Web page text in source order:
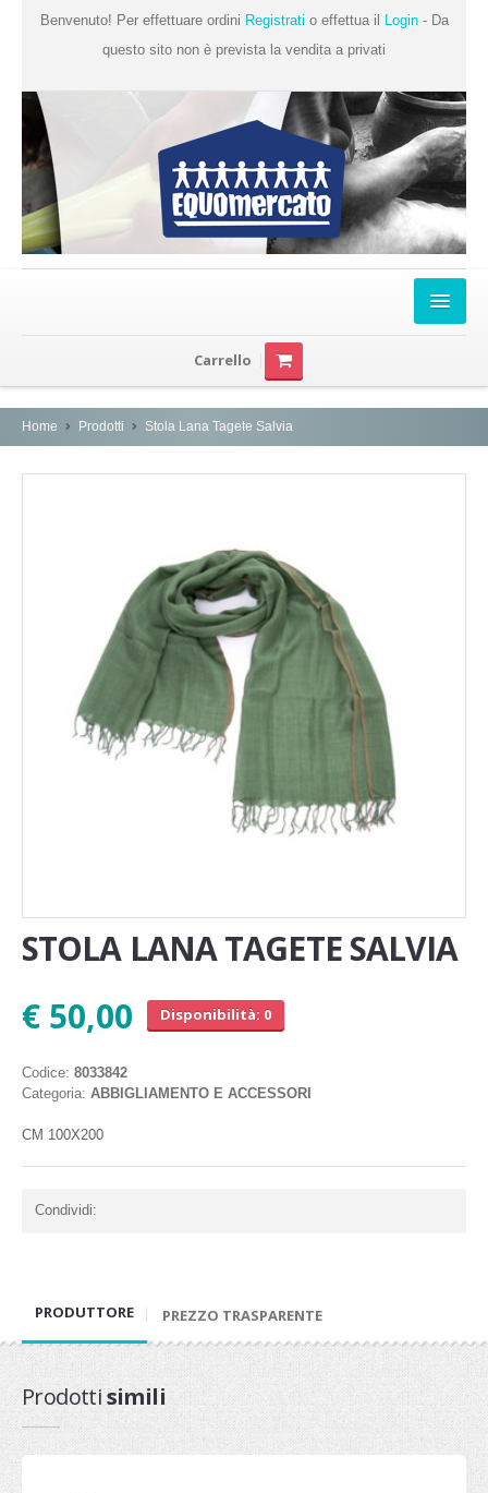
Benvenuto! Per effettuare ordini Registrati o effettua il Login- Da
questo sito non è prevista la vendita a privati
Chi Siamo
Prodotti
Produttori
Carrello
Home Prodotti Stola Lana Tagete Salvia
STOLA LANA TAGETE SALVIA
€ 50,00
Disponibilità: 0
Codice: 8033842
Categoria: ABBIGLIAMENTO E ACCESSORI
CM 100X200
Condividi:
PRODUTTORE PREZZO TRASPARENTE
Prodottisimili